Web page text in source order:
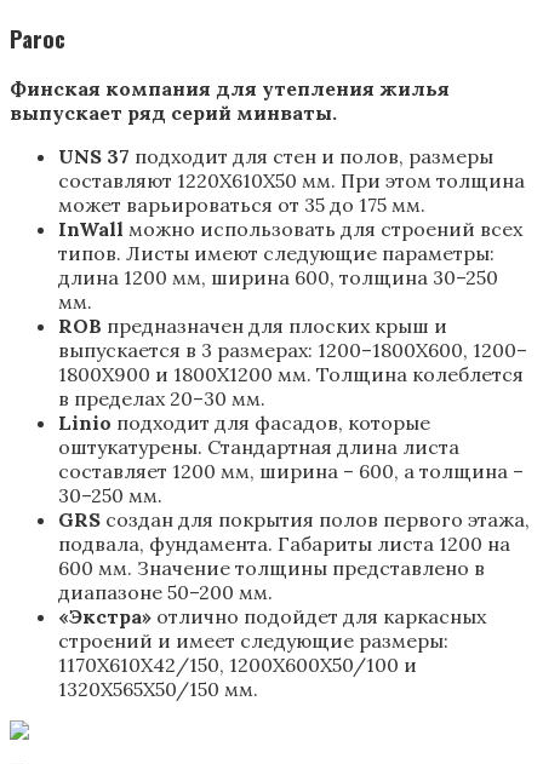
Paroc
Финская компания для утепления жилья
выпускает ряд серий минваты.
UNS 37 подходит для стен и полов, размеры
составляют 1220Х610Х50 мм. При этом толщина
может варьироваться от 35 до 175 мм.
InWall можно использовать для строений всех
типов. Листы имеют следующие параметры:
длина 1200 мм, ширина 600, толщина 30–250
мм.
ROB предназначен для плоских крыш и
выпускается в 3 размерах: 1200–1800Х600, 1200–
1800Х900 и 1800Х1200 мм. Толщина колеблется
в пределах 20–30 мм.
Linio подходит для фасадов, которые
оштукатурены. Стандартная длина листа
составляет 1200 мм, ширина – 600, а толщина –
30–250 мм.
GRS создан для покрытия полов первого этажа,
подвала, фундамента. Габариты листа 1200 на
600 мм. Значение толщины представлено в
диапазоне 50–200 мм.
«Экстра» отлично подойдет для каркасных
строений и имеет следующие размеры:
1170Х610Х42/150, 1200Х600Х50/100 и
1320Х565Х50/150 мм.